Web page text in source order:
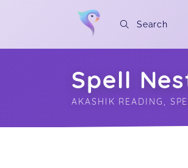
Search
Spell
AKASHIK READING,